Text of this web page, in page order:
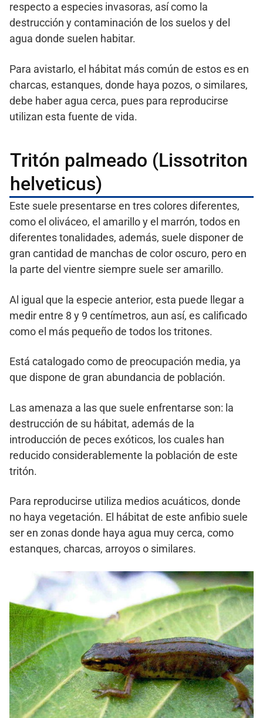
respecto a especies invasoras, así como la
destrucción y contaminación de los suelos y del
agua donde suelen habitar.
Para avistarlo, el hábitat más común de estos es en
charcas, estanques, donde haya pozos, o similares,
debe haber agua cerca, pues para reproducirse
utilizan esta fuente de vida.
Tritón palmeado (Lissotriton
helveticus)
Este suele presentarse en tres colores diferentes,
como el oliváceo, el amarillo y el marrón, todos en
diferentes tonalidades, además, suele disponer de
gran cantidad de manchas de color oscuro, pero en
la parte del vientre siempre suele ser amarillo.
Al igual que la especie anterior, esta puede llegar a
medir entre 8 y 9 centímetros, aun así, es calificado
como el más pequeño de todos los tritones.
Está catalogado como de preocupación media, ya
que dispone de gran abundancia de población.
Las amenaza a las que suele enfrentarse son: la
destrucción de su hábitat, además de la
introducción de peces exóticos, los cuales han
reducido considerablemente la población de este
tritón.
Para reproducirse utiliza medios acuáticos, donde
no haya vegetación. El hábitat de este anfibio suele
ser en zonas donde haya agua muy cerca, como
estanques, charcas, arroyos o similares.